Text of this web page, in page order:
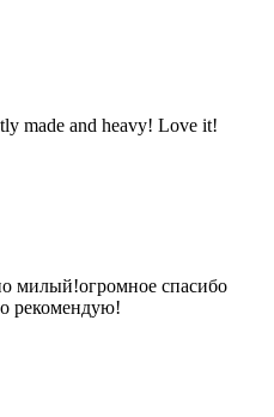
made and heavy! Love it!
милый!огромное спасибо
рекомендую!